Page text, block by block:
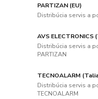
PARTIZAN (EU)
Distribúcia servis a
AVS ELECTRONICS
Distribúcia servis a
PARTIZAN
TECNOALARM
Distribúcia servis a
TECNOALARM